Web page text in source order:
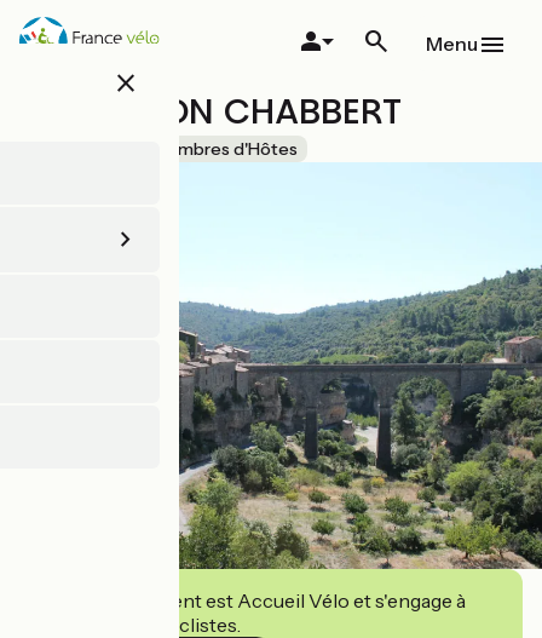
Aller
au
close
Menu
LA MAISON CHABBERT
Chambres d'Hôtes
Cet établissement est Accueil Vélo et s'engage à
accueillir des cyclistes.